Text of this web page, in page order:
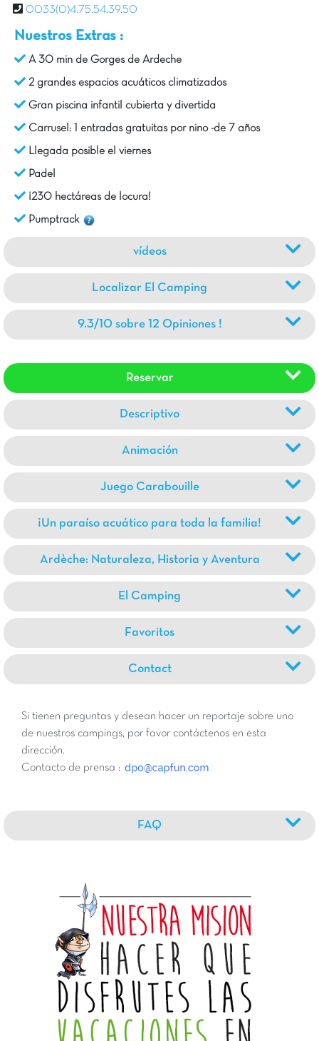
0033(0)4.75.54.39.50
Nuestros Extras :
A 30 min de Gorges de Ardeche
2 grandes espacios acuáticos climatizados
Gran piscina infantil cubierta y divertida
Carrusel: 1 entradas gratuitas por nino -de 7 años
Llegada posible el viernes
Padel
¡230 hectáreas de locura!
Pumptrack
vídeos
Localizar El Camping
9.3/10 sobre 12 Opiniones !
Reservar
Descriptivo
Animación
Juego Carabouille
¡Un paraíso acuático para toda la familia!
Ardèche: Naturaleza, Historia y Aventura
El Camping
Favoritos
Contact
Si tienen preguntas y desean hacer un reportaje sobre uno
de nuestros campings, por favor contáctenos en esta
dirección.
Contacto de prensa :
FAQ